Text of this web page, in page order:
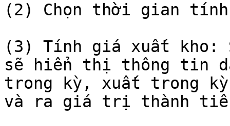
(2) Chọn thời gian
(3) Tính giá xuất kho:
sẽ hiển thị thông tin
trong kỳ, xuất trong
và ra giá trị thành tiền